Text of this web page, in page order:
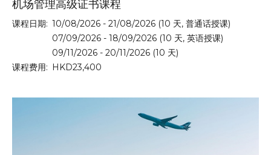
机场管理高级证书课程
课程日期: 10/08/2026 - 21/08/2026 (10 天, 普通话授课)
07/09/2026 - 18/09/2026 (10 天, 英语授课)
09/11/2026 - 20/11/2026 (10 天)
课程费用: HKD23,400